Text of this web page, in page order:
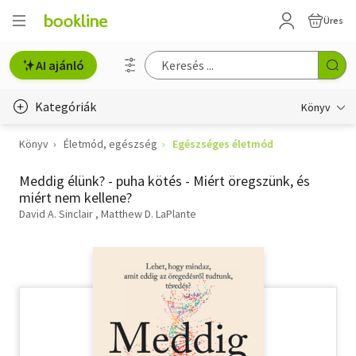
Üres
AI ajánló
Kategóriák Könyv
Életmód, egészség
Erotika
Gyermek- és ifjúsági
Hobbi, szabadidő
Könyv Életmód, egészség Egészséges életmód
Meddig élünk? - puha kötés - Miért öregszünk, és
miért nem kellene?
David A. Sinclair Matthew D. LaPlante